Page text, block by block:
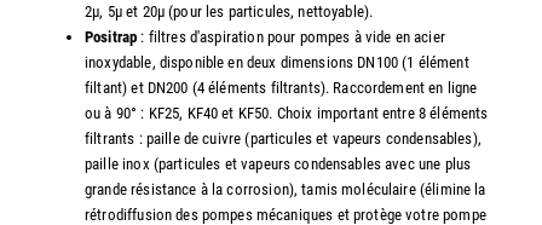
2µ, 5µ et 20µ (pour les particules, nettoyable).
Positrap : filtres d'aspiration pour pompes à vide en acier
inoxydable, disponible en deux dimensions DN100 (1 élément
filtant) et DN200 (4 éléments filtrants). Raccordement en ligne
ou à 90° : KF25, KF40 et KF50. Choix important entre 8 éléments
filtrants : paille de cuivre (particules et vapeurs condensables),
paille inox (particules et vapeurs condensables avec une plus
grande résistance à la corrosion), tamis moléculaire (élimine la
rétrodiffusion des pompes mécaniques et protège votre pompe